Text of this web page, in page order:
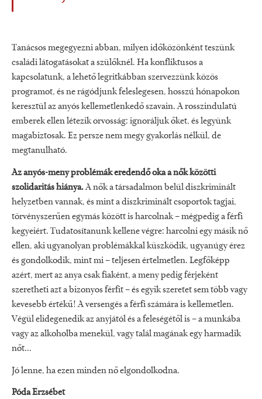
Tanácsos megegyezni abban, milyen időközönként teszünk
családi látogatásokat a szülőknél. Ha konfliktusos a
kapcsolatunk, a lehető legritkábban szervezzünk közös
programot, és ne rágódjunk feleslegesen, hosszú hónapokon
keresztül az anyós kellemetlenkedő szavain. A rosszindulatú
emberek ellen létezik orvosság: ignoráljuk őket, és legyünk
magabiztosak. Ez persze nem megy gyakorlás nélkül, de
megtanulható.
Az anyós-meny problémák eredendő oka a nők közötti
szolidaritás hiánya.A nők a társadalmon belül diszkriminált
helyzetben vannak, és mint a diszkriminált csoportok tagjai,
törvényszerűen egymás között is harcolnak – mégpedig a férfi
kegyeiért. Tudatosítanunk kellene végre: harcolni egy másik nő
ellen, aki ugyanolyan problémákkal küszködik, ugyanúgy érez
és gondolkodik, mint mi – teljesen értelmetlen. Legfőképp
azért, mert az anya csak fiaként, a meny pedig férjeként
szeretheti azt a bizonyos férfit – és egyik szeretet sem több vagy
kevesebb értékű! A versengés a férfi számára is kellemetlen.
Végül elidegenedik az anyjától és a feleségétől is – a munkába
vagy az alkoholba menekül, vagy talál magának egy harmadik
nőt...
Jó lenne, ha ezen minden nő elgondolkodna.
Póda Erzsébet